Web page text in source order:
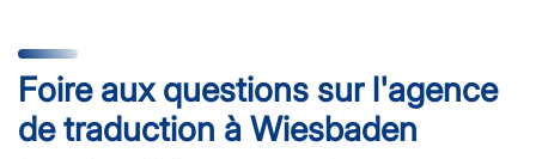
Foire aux questions sur l'agence
de traduction à Wiesbaden